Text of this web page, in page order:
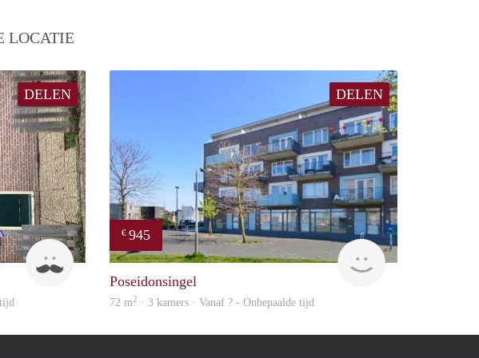
LOCATIE
DELEN
ViB
DELEN
€ 945
rent
Poseidonsingel
72 m2 · 3 kamers · Vanaf ? - Onbepaalde tijd